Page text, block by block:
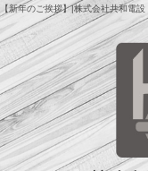
【新年のご挨拶】|株式会社共和電設